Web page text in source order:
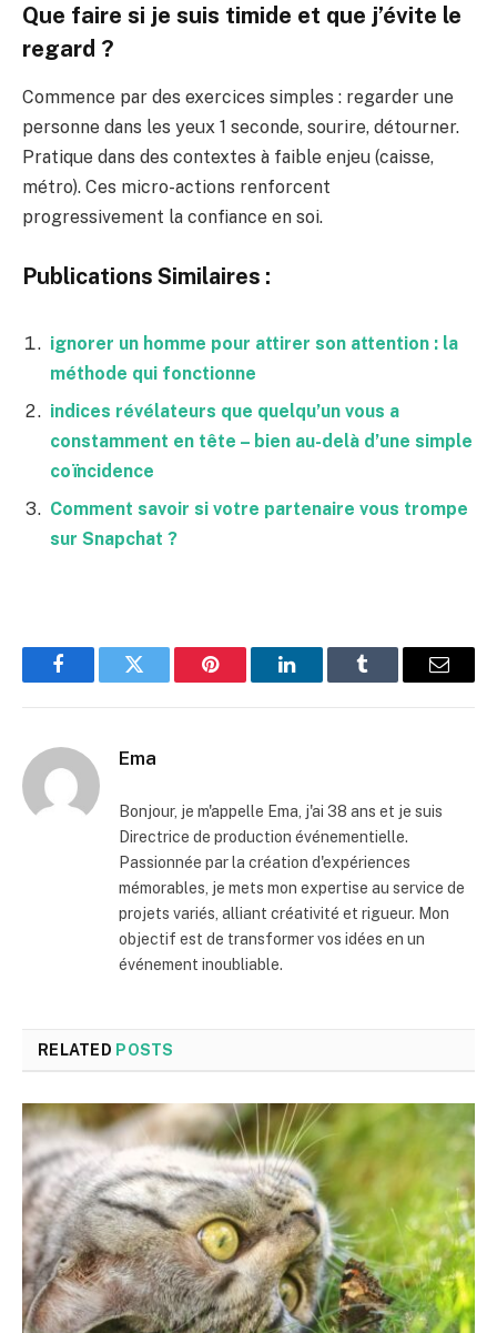
Que faire si je suis timide et que j’évite le
regard ?
Commence par des exercices simples : regarder une
personne dans les yeux 1 seconde, sourire, détourner.
Pratique dans des contextes à faible enjeu (caisse,
métro). Ces micro-actions renforcent
progressivement la confiance en soi.
Publications Similaires :
ignorer un homme pour attirer son attention : la
méthode qui fonctionne
indices révélateurs que quelqu’un vous a
constamment en tête – bien au-delà d’une simple
coïncidence
Comment savoir si votre partenaire vous trompe
sur Snapchat ?
FacebookTwitter Pinterest LinkedInTumblr Email
Ema
Bonjour, je m'appelle Ema, j'ai 38 ans et je suis
Directrice de production événementielle.
Passionnée par la création d'expériences
mémorables, je mets mon expertise au service de
projets variés, alliant créativité et rigueur. Mon
objectif est de transformer vos idées en un
événement inoubliable.
RELATED POSTS